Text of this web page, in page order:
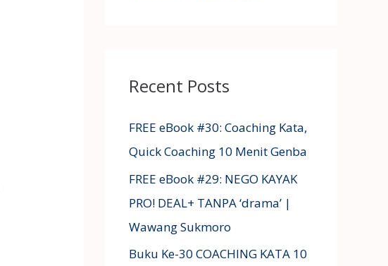
Recent Posts
FREE eBook #30: Coaching Kata,
Quick Coaching 10 Menit Genba
FREE eBook #29: NEGO KAYAK
PRO! DEAL+ TANPA ‘drama’ |
Wawang Sukmoro
Buku Ke-30 COACHING KATA 10